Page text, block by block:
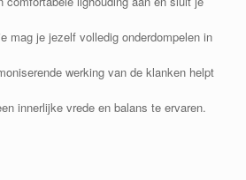
mag je jezelf volledig onderdompelen in
werking van de klanken helpt
innerlijke vrede en balans te ervaren.